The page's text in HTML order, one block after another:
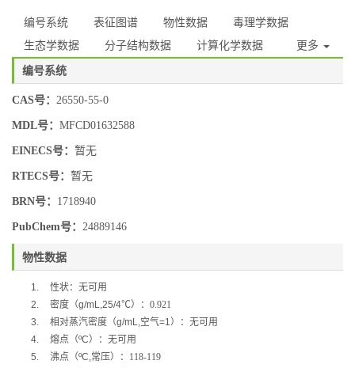
编号系统 表征图谱 物性数据
毒理学数据
生态学数据
分子结构数据 计算化学数据 更多
编号系统
CAS号： 26550-55-0
MDL号： MFCD01632588
EINECS号： 暂无
RTECS号： 暂无
BRN号： 1718940
PubChem号： 24889146
物性数据
1.
性状：无可用
2.
密度（g/mL,25/4℃）：0.921
3.
相对蒸汽密度（g/mL,空气=1）：无可用
4.
熔点（ºC）：无可用
5.
沸点（ºC,常压）：118-119